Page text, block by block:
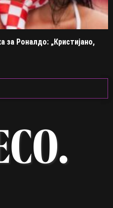
за Роналдо: „Кристијано,